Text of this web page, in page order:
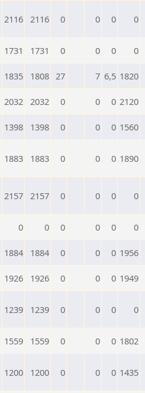
2116 2116 0 0 0 0
1731 1731 0 0 0 0
1835 1808 27 7 6,5 1820
2032 2032 0 0 0 2120
1398 1398 0 0 0 1560
1883 1883 0 0 0 1890
2157 2157 0 0 0 0
0 0 0 0 0 0
1884 1884 0 0 0 1956
1926 1926 0 0 0 1949
1239 1239 0 0 0 0
1559 1559 0 0 0 1802
1200 1200 0 0 0 1435